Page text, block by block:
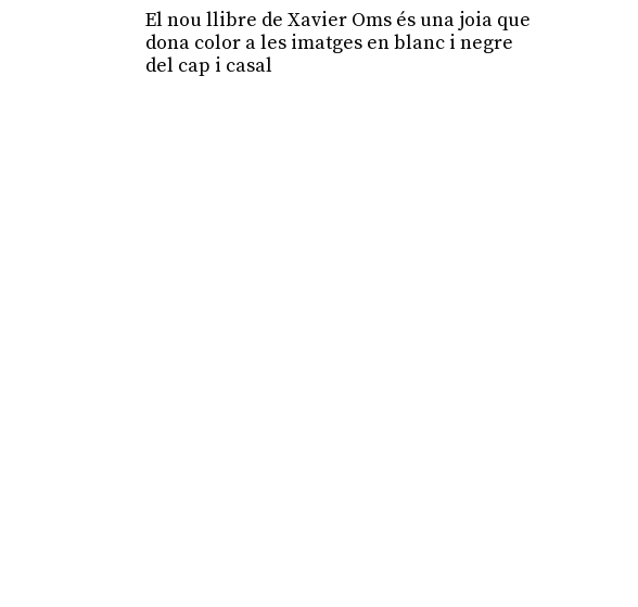
El nou llibre de Xavier Oms és una joia que
dona color a les imatges en blanc i negre
del cap i casal